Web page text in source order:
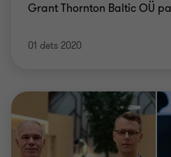
Grant Thornton Baltic OÜ
01 dets 2020